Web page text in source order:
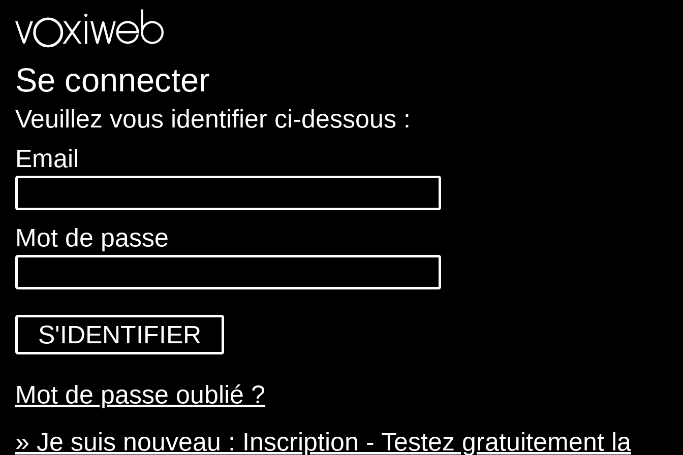
Se connecter
Veuillez vous identifier ci-dessous :
Email
Mot de passe
Mot de passe oublié ?
» Je suis nouveau : Inscription - Testez gratuitement la